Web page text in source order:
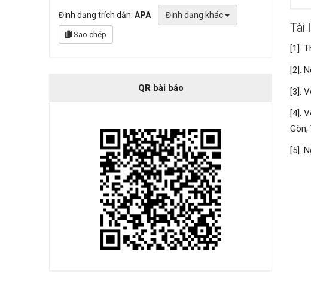
Định dạng trích dẫn:APA Định dạng khác
Sao chép
QR bài báo
Tài
[1].
[2].
[3].
[4].
Gòn,
[5].